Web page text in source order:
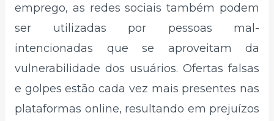
emprego, as redes sociais também podem
ser utilizadas por pessoas mal-
intencionadas que se aproveitam da
vulnerabilidade dos usuários. Ofertas falsas
e golpes estão cada vez mais presentes nas
plataformas online, resultando em prejuízos